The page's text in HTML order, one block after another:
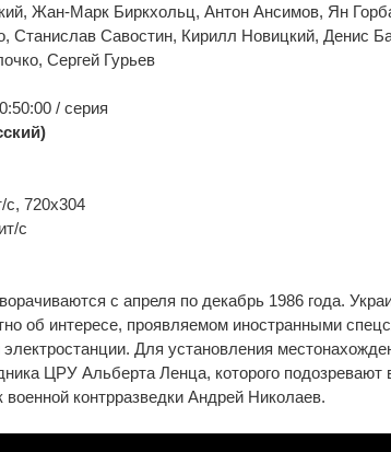
Жан-Марк Биркхольц, Антон Ансимов, Ян
Станислав Савостин, Кирилл Новицкий, Денис
Сергей Гурьев
/ серия
с, 720x304
с
с апреля по декабрь 1986 года.
об интересе, проявляемом иностранными
Для установления
ЦРУ Альберта Ленца, которого подозревают
военной контрразведки Андрей Николаев.